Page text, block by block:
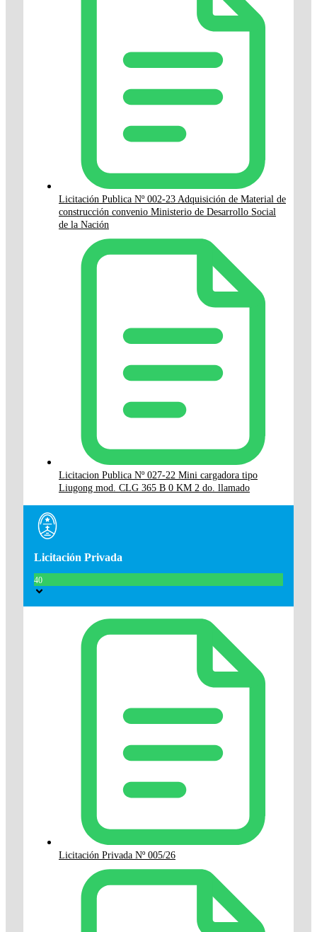
Licitación Publica Nº 002-23 Adquisición de Material de
construcción convenio Ministerio de Desarrollo Social
de la Nación
Licitacion Publica Nº 027-22 Mini cargadora tipo
Liugong mod. CLG 365 B 0 KM 2 do. llamado
Licitación Privada
40
Licitación Privada Nº 005/26